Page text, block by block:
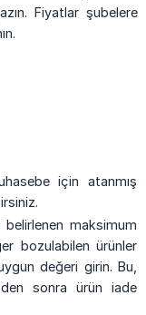
Fiyatlar şubelere
için atanmış
maksimum
bozulabilen ürünler
değeri girin. Bu,
sonra ürün iade